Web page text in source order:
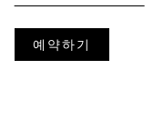
예약하기